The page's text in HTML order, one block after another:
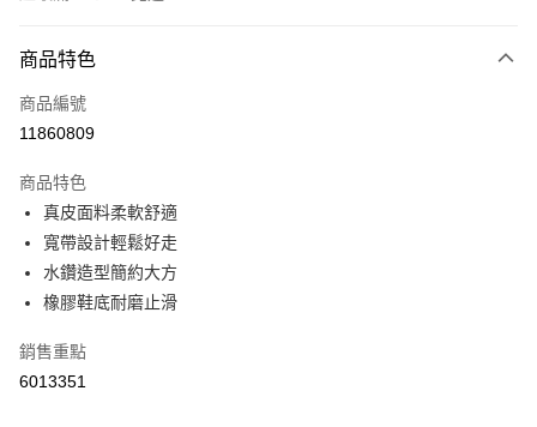
信用卡一次付款
超商取貨付款
Apple Pay
街口支付
悠遊付
Google Pay
AFTEE先享後付
商品特色
商品編號
11860809
商品特色
真皮面料柔軟舒適
寬帶設計輕鬆好走
水鑽造型簡約大方
橡膠鞋底耐磨止滑
銷售重點
6013351